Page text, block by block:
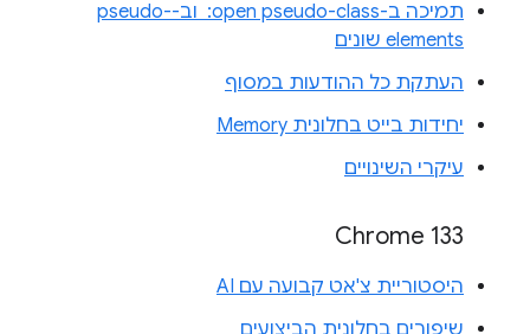
תמיכה ב-‎ :open pseudo-class וב-pseudo-
elements שונים
העתקת כל ההודעות במסוף
יחידות בייט בחלונית Memory
עיקרי השינויים
Chrome 133
היסטוריית צ'אט קבועה עם AI
שיפורים בחלונית הביצועים